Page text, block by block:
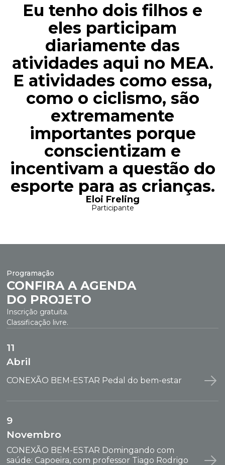
Eu tenho dois filhos e
eles participam
diariamente das
atividades aqui no MEA.
E atividades como essa,
como o ciclismo, são
extremamente
importantes porque
conscientizam e
incentivam a questão do
esporte para as crianças.
Eloi Freling
Participante
Programação
CONFIRA A AGENDA
DO PROJETO
Inscrição gratuita.
Classificação livre.
11
Abril
CONEXÃO BEM-ESTAR Pedal do bem-estar
9
Novembro
CONEXÃO BEM-ESTAR Domingando com
saúde: Capoeira, com professor Tiago Rodrigo